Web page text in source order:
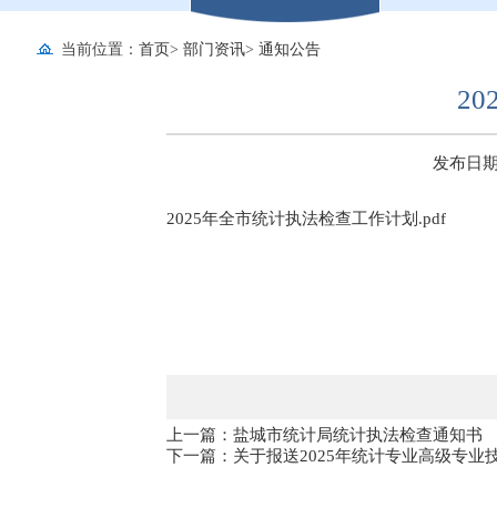
当前位置： 首页> 部门资讯> 通知公告
发布日
2025年全市统计执法检查工作计划.pdf
上一篇：盐城市统计局统计执法检查通知书
下一篇：关于报送2025年统计专业高级专业